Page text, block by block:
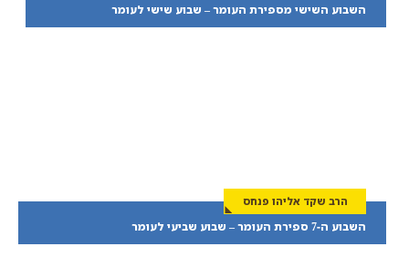
השבוע השישי מספירת העומר – שבוע שישי לעומר
הרב שקד אליהו פנחס
השבוע ה-7 ספירת העומר – שבוע שביעי לעומר